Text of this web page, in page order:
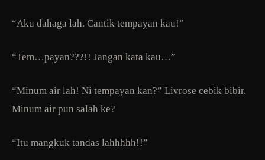
“Aku dahaga lah. Cantik tempayan kau!”
“Tem…payan???!! Jangan kata kau…”
“Minum air lah! Ni tempayan kan?” Livrose cebik bibir.
Minum air pun salah ke?
“Itu mangkuk tandas lahhhhh!!”